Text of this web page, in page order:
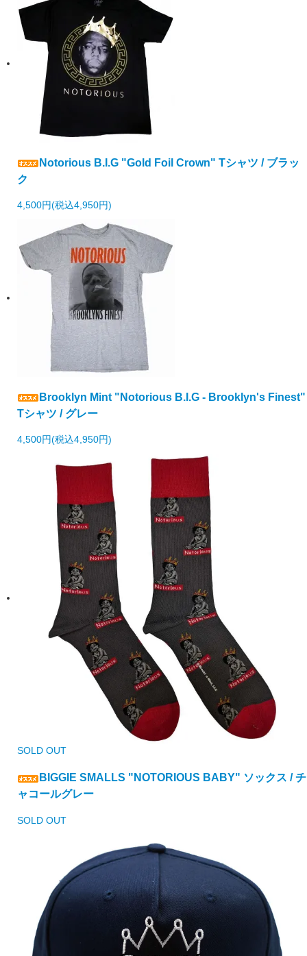
Notorious B.I.G "Gold Foil Crown" Tシャツ / ブラッ
ク
4,500円(税込4,950円)
Brooklyn Mint "Notorious B.I.G - Brooklyn's Finest"
Tシャツ / グレー
4,500円(税込4,950円)
SOLD OUT
BIGGIE SMALLS "NOTORIOUS BABY" ソックス / チ
ャコールグレー
SOLD OUT